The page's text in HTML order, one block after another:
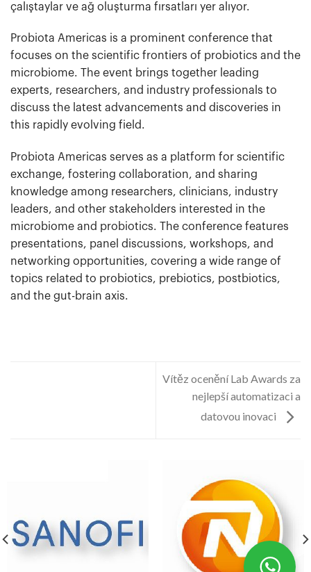
çalıştaylar ve ağ oluşturma fırsatları yer alıyor.
Probiota Americas is a prominent conference that
focuses on the scientific frontiers of probiotics and the
microbiome. The event brings together leading
experts, researchers, and industry professionals to
discuss the latest advancements and discoveries in
this rapidly evolving field.
Probiota Americas serves as a platform for scientific
exchange, fostering collaboration, and sharing
knowledge among researchers, clinicians, industry
leaders, and other stakeholders interested in the
microbiome and probiotics. The conference features
presentations, panel discussions, workshops, and
networking opportunities, covering a wide range of
topics related to probiotics, prebiotics, postbiotics,
and the gut-brain axis.
Vítěz ocenění Lab Awards za
nejlepší automatizaci a
datovou inovaci